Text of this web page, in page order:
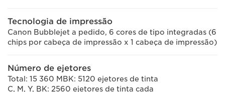
Tecnologia de impressão
Canon Bubblejet a pedido, 6 cores de tipo integradas (6
chips por cabeça de impressão x 1 cabeça de impressão)
Número de ejetores
Total: 15 360 MBK: 5120 ejetores de tinta
C, M, Y, BK: 2560 ejetores de tinta cada